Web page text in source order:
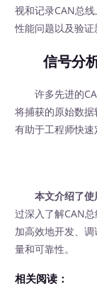
视和记录CAN总
性能问题以及验证
信号分析
许多先进的
将捕获的原始数
有助于工程师快速
本文介绍了
过深入了解CAN
加高效地开发、
量和可靠性。
相关阅读：